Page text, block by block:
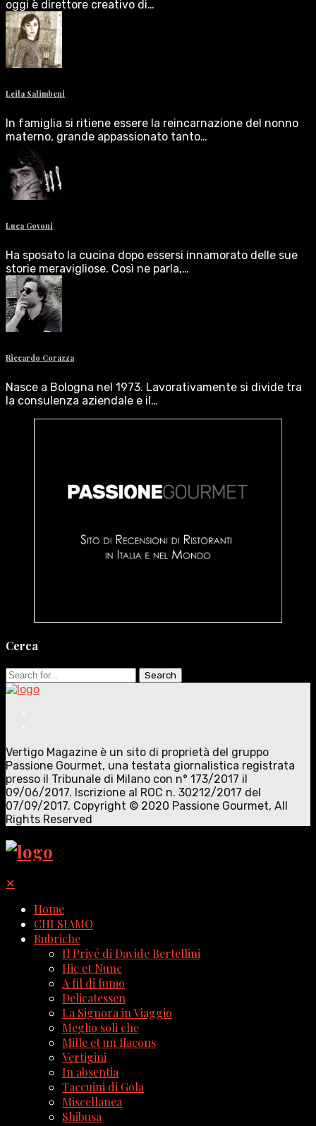
oggi è direttore creativo di…
Leila Salimbeni
In famiglia si ritiene essere la reincarnazione del nonno
materno, grande appassionato tanto…
Luca Govoni
Ha sposato la cucina dopo essersi innamorato delle sue
storie meravigliose. Così ne parla,…
Riccardo Corazza
Nasce a Bologna nel 1973. Lavorativamente si divide tra
la consulenza aziendale e il…
Cerca
Search
for:
Vertigo Magazine è un sito di proprietà del gruppo
Passione Gourmet, una testata giornalistica registrata
presso il Tribunale di Milano con n° 173/2017 il
09/06/2017. Iscrizione al ROC n. 30212/2017 del
07/09/2017. Copyright © 2020 Passione Gourmet, All
Rights Reserved
✕
Home
CHI SIAMO
Rubriche
Il Privé di Davide Bertellini
Hic et Nunc
A fil di fumo
Delicatessen
La Signora in Viaggio
Meglio soli che
Mille et un flacons
Vertigini
In absentia
Taccuini di Gola
Miscellanea
Shibusa